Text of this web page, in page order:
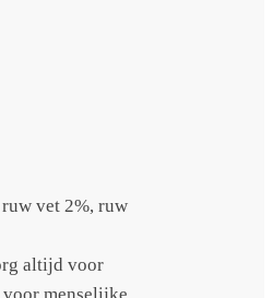
vet 2%, ruw
altijd voor